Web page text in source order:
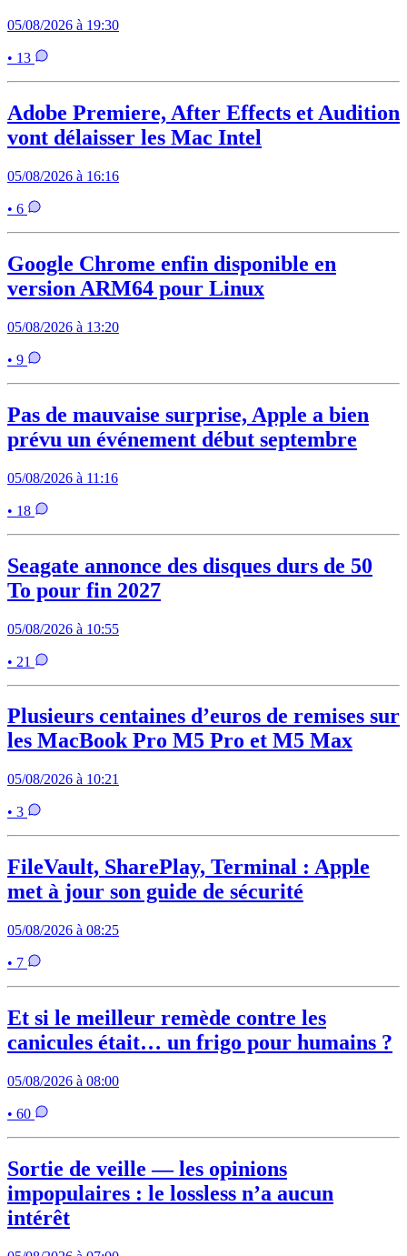
05/08/2026 à 19:30
• 13
Adobe Premiere, After Effects et Audition
vont délaisser les Mac Intel
05/08/2026 à 16:16
• 6
Google Chrome enfin disponible en
version ARM64 pour Linux
05/08/2026 à 13:20
• 9
Pas de mauvaise surprise, Apple a bien
prévu un événement début septembre
05/08/2026 à 11:16
• 18
Seagate annonce des disques durs de 50
To pour fin 2027
05/08/2026 à 10:55
• 21
Plusieurs centaines d’euros de remises sur
les MacBook Pro M5 Pro et M5 Max
05/08/2026 à 10:21
• 3
FileVault, SharePlay, Terminal : Apple
met à jour son guide de sécurité
05/08/2026 à 08:25
• 7
Et si le meilleur remède contre les
canicules était… un frigo pour humains ?
05/08/2026 à 08:00
• 60
Sortie de veille — les opinions
impopulaires : le lossless n’a aucun
intérêt